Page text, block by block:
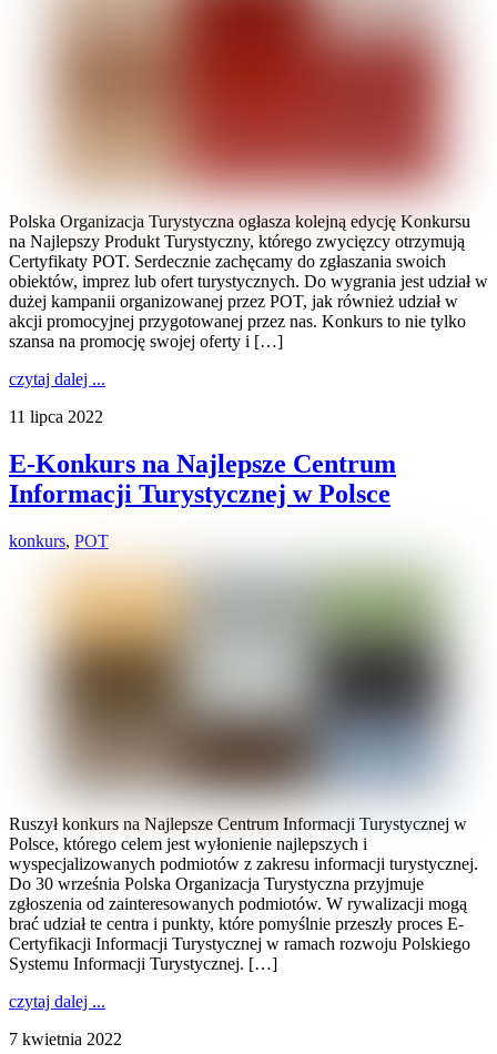
Polska Organizacja Turystyczna ogłasza kolejną edycję Konkursu
na Najlepszy Produkt Turystyczny, którego zwycięzcy otrzymują
Certyfikaty POT. Serdecznie zachęcamy do zgłaszania swoich
obiektów, imprez lub ofert turystycznych. Do wygrania jest udział w
dużej kampanii organizowanej przez POT, jak również udział w
akcji promocyjnej przygotowanej przez nas. Konkurs to nie tylko
szansa na promocję swojej oferty i […]
czytaj dalej ...
11 lipca 2022
E-Konkurs na Najlepsze Centrum
Informacji Turystycznej w Polsce
konkurs, POT
Ruszył konkurs na Najlepsze Centrum Informacji Turystycznej w
Polsce, którego celem jest wyłonienie najlepszych i
wyspecjalizowanych podmiotów z zakresu informacji turystycznej.
Do 30 września Polska Organizacja Turystyczna przyjmuje
zgłoszenia od zainteresowanych podmiotów. W rywalizacji mogą
brać udział te centra i punkty, które pomyślnie przeszły proces E-
Certyfikacji Informacji Turystycznej w ramach rozwoju Polskiego
Systemu Informacji Turystycznej. […]
czytaj dalej ...
7 kwietnia 2022